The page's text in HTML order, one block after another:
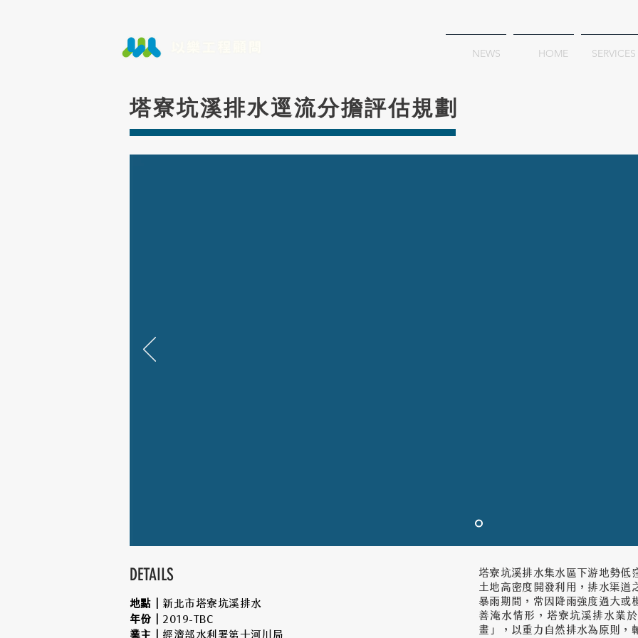
NEWS HOME SERVICES
塔寮坑溪排水逕流分擔評估規劃
DETAILS
地點｜ 新北市塔寮坑溪排水
年份｜ 2019-TBC
業主｜ 經濟部水利署第十河川局
塔寮坑溪排水集水區下游地勢低
土地高密度開發利用，排水渠道
暴雨期間，常因降雨強度過大或
善淹水情形，塔寮坑溪排水業
畫」，以重力自然排水為原則，